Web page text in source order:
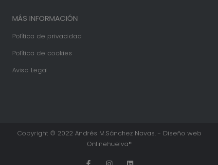
MÁS INFORMACIÓN
Política de privacidad
Política de cookies
Aviso Legal
Copyright © 2022 Andrés M.Sánchez Navas. - Diseño web
Onlinehuelva®